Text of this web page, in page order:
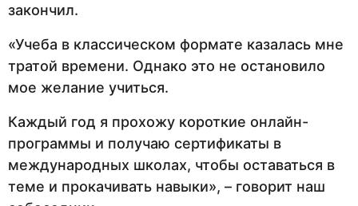
закончил.
«Учеба в классическом формате казалась мне
тратой времени. Однако это не остановило
мое желание учиться.
Каждый год я прохожу короткие онлайн-
программы и получаю сертификаты в
международных школах, чтобы оставаться в
теме и прокачивать навыки», – говорит наш